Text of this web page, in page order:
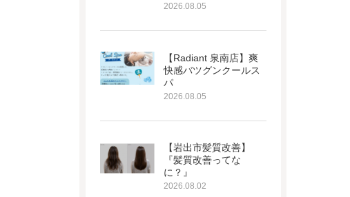
2026.08.05
【Radiant 泉南店】爽
快感バツグンクールス
パ
2026.08.05
【岩出市髪質改善】
『髪質改善ってな
に？』
2026.08.02